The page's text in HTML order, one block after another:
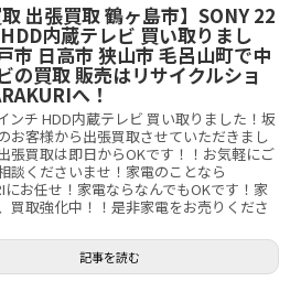
取 出張買取 鶴ヶ島市】SONY 22
内蔵テレビ 買い取りまし
市 日高市 狭山市 毛呂山町で中
の買取 販売はリサイクルショ
へ！
ンチ HDD内蔵テレビ 買い取りました！坂
お客様から出張買取させていただきまし
張買取は即日からOKです！！お気軽にご
談くださいませ！家電のことなら
にお任せ！家電ならなんでもOKです！家
買取強化中！！是非家電をお売りくださ
記事を読む